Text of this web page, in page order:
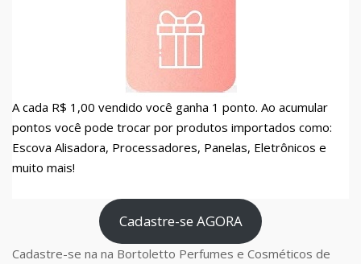
A cada R$ 1,00 vendido você ganha 1 ponto. Ao acumular
pontos você pode trocar por produtos importados como:
Escova Alisadora, Processadores, Panelas, Eletrônicos e
muito mais!
Cadastre-se AGORA
Cadastre-se na na Bortoletto Perfumes e Cosméticos de